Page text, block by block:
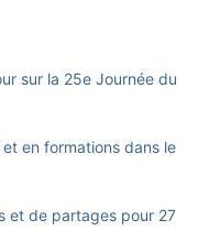
sur la 25e Journée du
en formations dans le
et de partages pour 27